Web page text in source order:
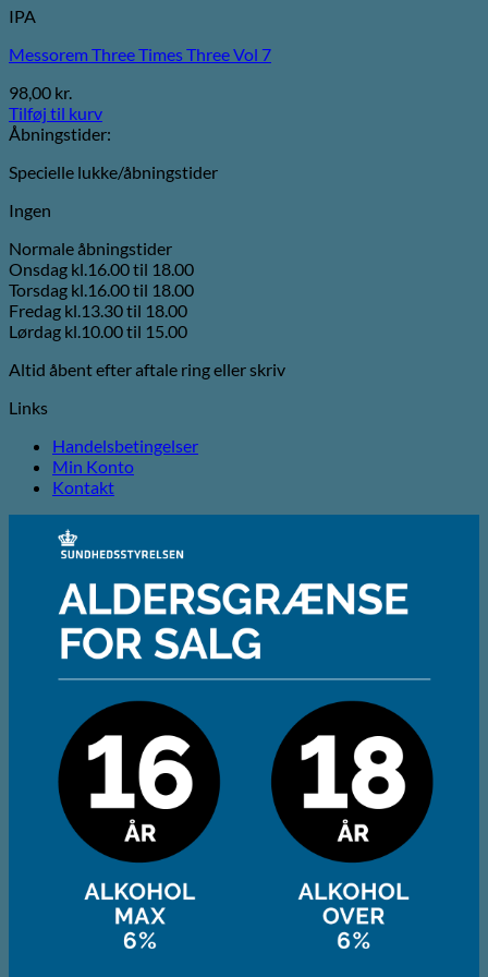
IPA
Messorem Three Times Three Vol 7
98,00 kr.
Tilføj til kurv
Åbningstider:
Specielle lukke/åbningstider
Ingen
Normale åbningstider
Onsdag kl.16.00 til 18.00
Torsdag kl.16.00 til 18.00
Fredag kl.13.30 til 18.00
Lørdag kl.10.00 til 15.00
Altid åbent efter aftale ring eller skriv
Links
Handelsbetingelser
Min Konto
Kontakt